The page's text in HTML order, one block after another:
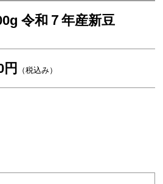
令和７年産新豆
円 （税込み）